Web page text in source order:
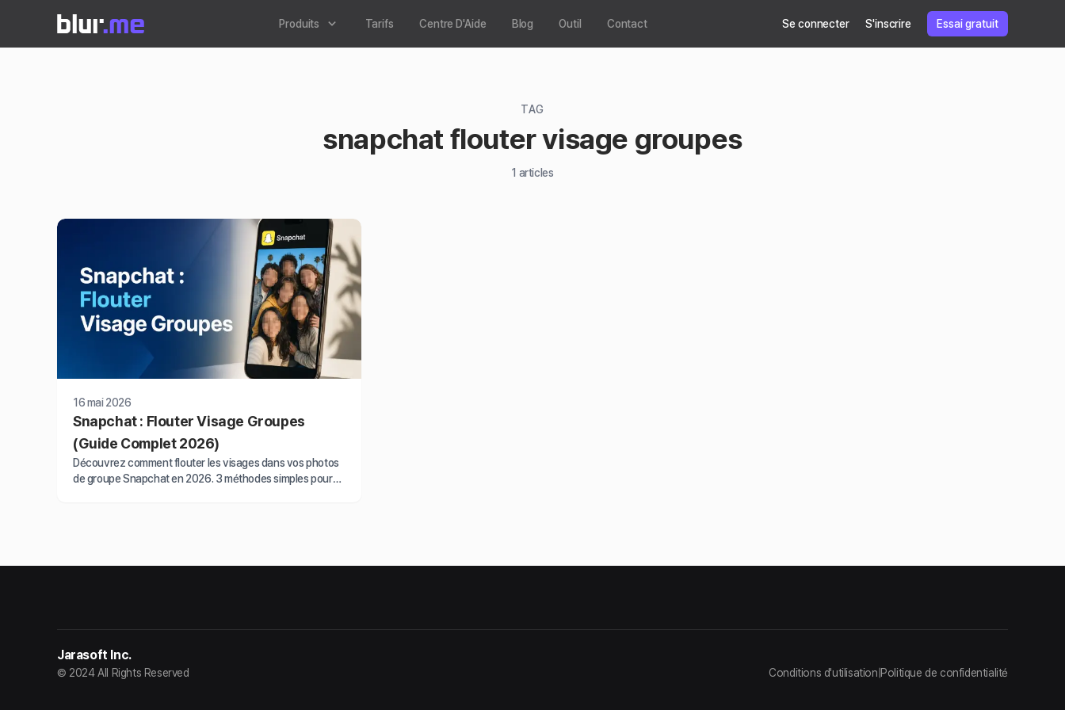
Produits Tarifs Centre D'Aide Blog Outil Contact Se connecter S'inscrire Essai gratuit
TAG
snapchat flouter visage groupes
1 articles
16 mai 2026
Snapchat : Flouter Visage Groupes
(Guide Complet 2026)
Découvrez comment flouter les visages dans vos photos
de groupe Snapchat en 2026. 3 méthodes simples pour
Jarasoft Inc.
© 2024 All Rights Reserved Conditions d'utilisation|Politique de confidentialité